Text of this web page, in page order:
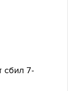
сбил 7-